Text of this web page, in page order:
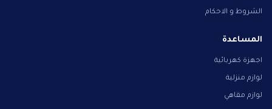
الشروط و الاحكام
المساعدة
اجهزة كهربائية
لوازم منزلية
لوازم مقاهي